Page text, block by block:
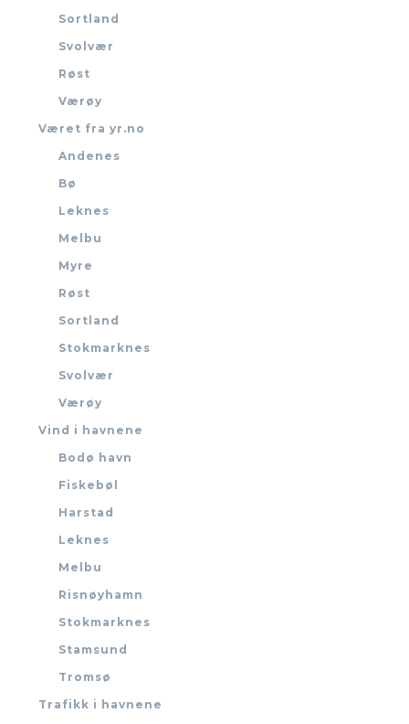
Sortland
Svolvær
Røst
Værøy
Været fra yr.no
Andenes
Bø
Leknes
Melbu
Myre
Røst
Sortland
Stokmarknes
Svolvær
Værøy
Vind i havnene
Bodø havn
Fiskebøl
Harstad
Leknes
Melbu
Risnøyhamn
Stokmarknes
Stamsund
Tromsø
Trafikk i havnene